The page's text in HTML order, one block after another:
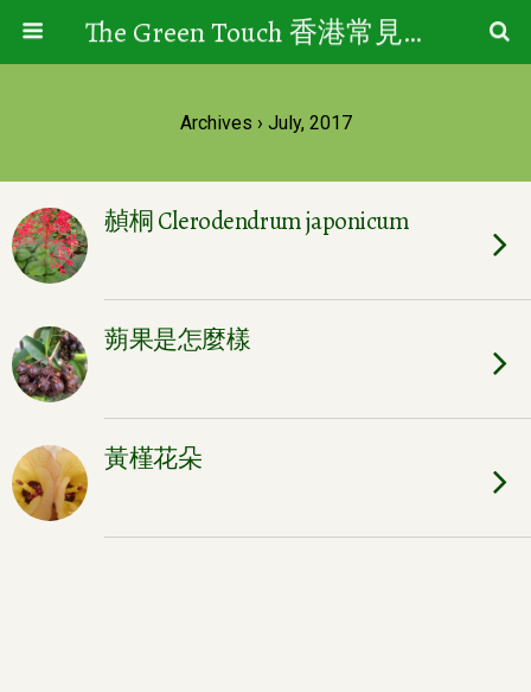
The Green Touch 香港常見樹木園藝生活
Archives › July, 2017
赬桐 Clerodendrum japonicum
蒴果是怎麼樣
黃槿花朵